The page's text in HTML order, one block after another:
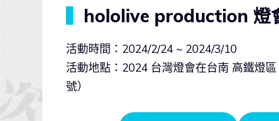
hololive production 燈
活動時間：2024/2/24 ~ 2024/3/10
活動地點：2024 台灣燈會在台南 高鐵燈
號）